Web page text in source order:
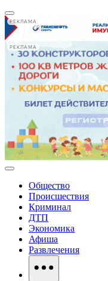
РЕКЛАМА
РЕКЛАМА
Общество
Происшествия
Криминал
ДТП
Экономика
Афиша
Развлечения